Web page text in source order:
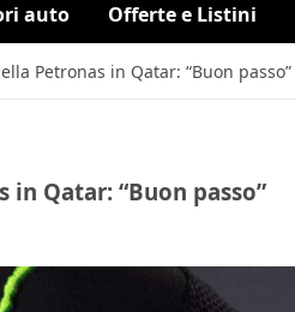
auto Offerte e Listini
Petronas in Qatar: “Buon passo”
Qatar: “Buon passo”